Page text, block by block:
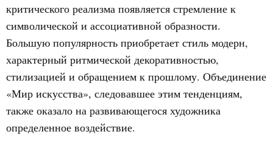
критического реализма появляется стремление к
символической и ассоциативной образности.
Большую популярность приобретает стиль модерн,
характерный ритмической декоративностью,
стилизацией и обращением к прошлому. Объединение
«Мир искусства», следовавшее этим тенденциям,
также оказало на развивающегося художника
определенное воздействие.